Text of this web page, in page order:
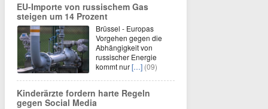
EU-Importe von russischem Gas
steigen um 14 Prozent
Brüssel - Europas
Vorgehen gegen die
Abhängigkeit von
russischer Energie
kommt nur[…] (09)
Kinderärzte fordern harte Regeln
gegen Social Media